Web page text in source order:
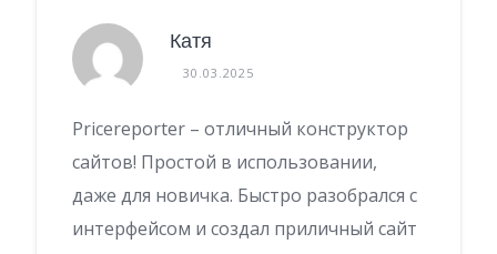
Катя
30.03.2025
Pricereporter – отличный конструктор
сайтов! Простой в использовании,
даже для новичка. Быстро разобрался с
интерфейсом и создал приличный сайт